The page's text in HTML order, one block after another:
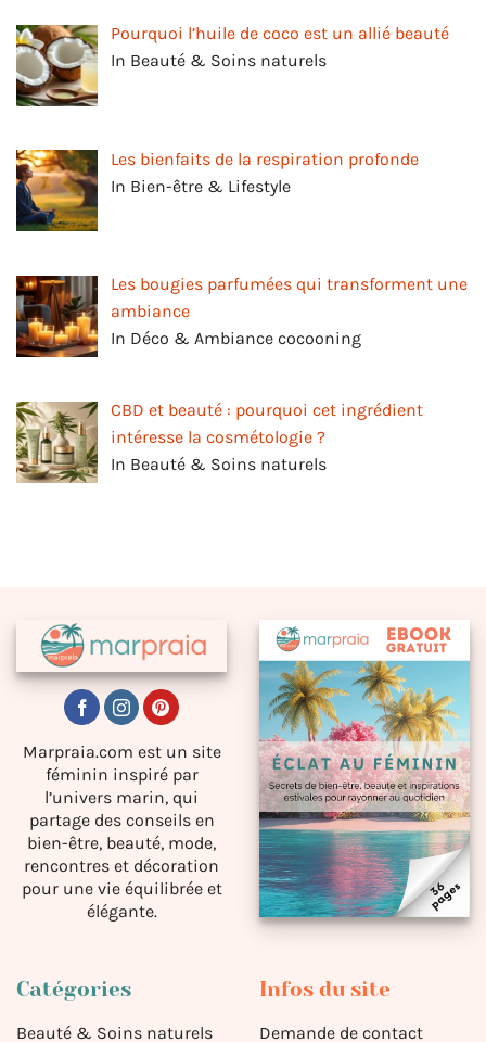
Pourquoi l’huile de coco est un allié beauté
In Beauté & Soins naturels
Les bienfaits de la respiration profonde
In Bien-être & Lifestyle
Les bougies parfumées qui transforment une
ambiance
In Déco & Ambiance cocooning
CBD et beauté : pourquoi cet ingrédient
intéresse la cosmétologie ?
In Beauté & Soins naturels
Marpraia.com est un site
féminin inspiré par
l’univers marin, qui
partage des conseils en
bien-être, beauté, mode,
rencontres et décoration
pour une vie équilibrée et
élégante.
Catégories
Beauté & Soins naturels
Infos du site
Demande de contact